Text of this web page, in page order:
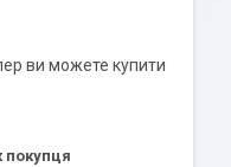
ви можете купити
покупця